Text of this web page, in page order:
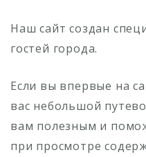
Наш сайт создан
гостей города.
Если вы впервые на
вас небольшой
вам полезным и
при просмотре